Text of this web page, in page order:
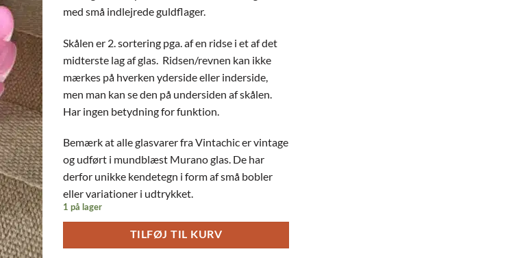
med små indlejrede guldflager.
Skålen er 2. sortering pga. af en ridse i et af det
midterste lag af glas. Ridsen/revnen kan ikke
mærkes på hverken yderside eller inderside,
men man kan se den på undersiden af skålen.
Har ingen betydning for funktion.
Bemærk at alle glasvarer fra Vintachic er vintage
og udført i mundblæst Murano glas. De har
derfor unikke kendetegn i form af små bobler
eller variationer i udtrykket.
1 på lager
TILFØJ TIL KURV